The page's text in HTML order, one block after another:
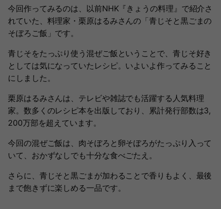
今回作ってみるのは、以前NHK『きょうの料理』で紹介さ
れていた、料理家・栗原はるみさんの「青じそと黒ごまの
そぼろご飯」です。
青じそをたっぷり使う混ぜご飯ということで、青じそ好き
としては気になっていたレシピ。いよいよ作ってみること
にしました。
栗原はるみさんは、テレビや雑誌でも活躍する人気料理
家。数多くのレシピ本を出版しており、累計発行部数は3,
200万部を超えています。
今回の混ぜご飯は、肉そぼろと卵そぼろがたっぷり入って
いて、おかずなしでも十分な食べごたえ。
さらに、青じそと黒ごまが加わることで香りもよく、最後
まで飽きずに楽しめる一品です。